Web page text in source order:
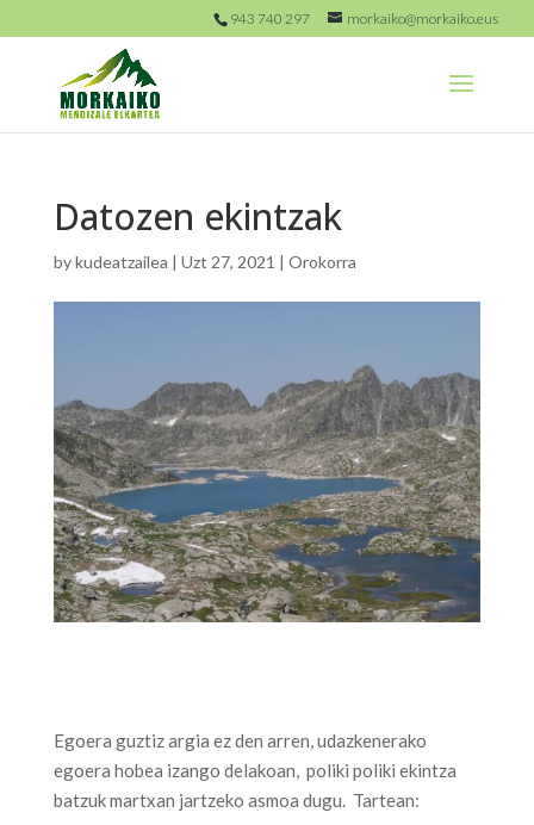
943 740 297 morkaiko@morkaiko.eus
Datozen ekintzak
bykudeatzailea | Uzt 27, 2021 | Orokorra
Egoera guztiz argia ez den arren, udazkenerako
egoera hobea izango delakoan, poliki poliki ekintza
batzuk martxan jartzeko asmoa dugu. Tartean: